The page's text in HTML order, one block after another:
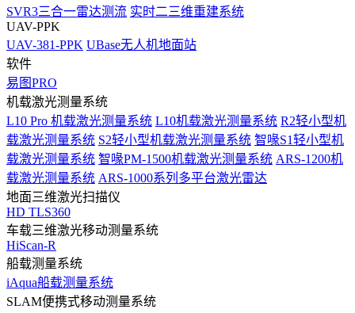
SVR3三合一雷达测流 实时二三维重建系统
UAV-PPK
UAV-381-PPK UBase无人机地面站
软件
易图PRO
机载激光测量系统
L10 Pro 机载激光测量系统 L10机载激光测量系统 R2轻小型机
载激光测量系统 S2轻小型机载激光测量系统 智喙S1轻小型机
载激光测量系统 智喙PM-1500机载激光测量系统 ARS-1200机
载激光测量系统 ARS-1000系列多平台激光雷达
地面三维激光扫描仪
HD TLS360
车载三维激光移动测量系统
HiScan-R
船载测量系统
iAqua船载测量系统
SLAM便携式移动测量系统